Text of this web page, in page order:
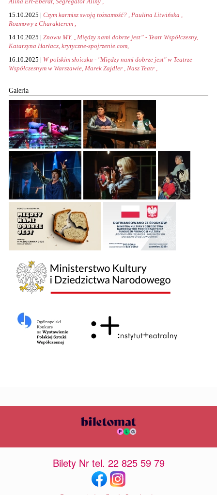
15.10.2025 | Czym karmisz swoją tożsamość? , Paulina Litwińska ,
Rozmowy z Charakterem ,
14.10.2025 | Znowu MY. „Między nami dobrze jest” - Teatr Współczesny,
Katarzyna Harłacz, krytyczne-spojrzenie.com,
16.10.2025 | W polskim słoiczku - "Między nami dobrze jest" w Teatrze
Współczesnym w Warszawie, Marek Zajdler , Nasz Teatr ,
Galeria
Bilety Nr tel. 22 825 59 79